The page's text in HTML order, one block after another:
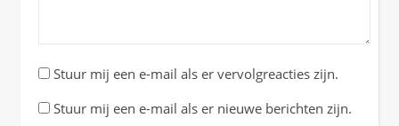
Stuur mij een e-mail als er vervolgreacties zijn.
Stuur mij een e-mail als er nieuwe berichten zijn.